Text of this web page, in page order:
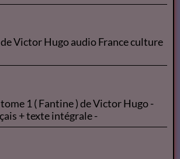
Victor Hugo audio France culture
1 ( Fantine ) de Victor Hugo -
+ texte intégrale -